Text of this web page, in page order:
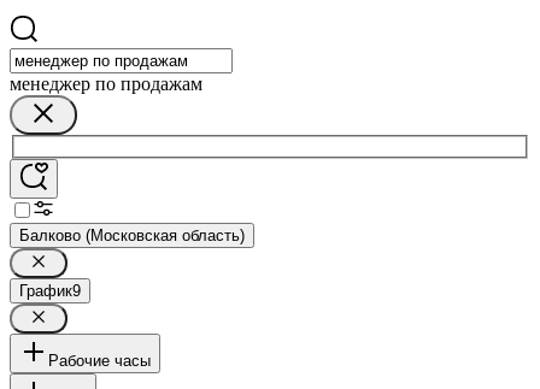
менеджер по продажам
Балково (Московская область)
График9
Рабочие часы